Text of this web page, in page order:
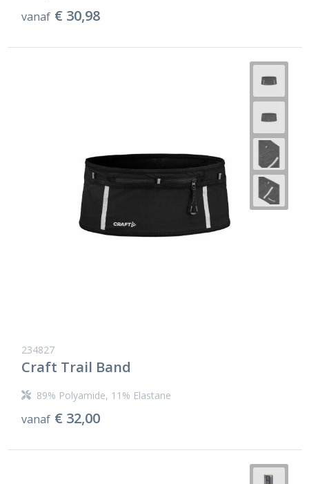
vanaf € 30,98
234827
Craft Trail Band
89% Polyamide, 11% Elastane
vanaf € 32,00